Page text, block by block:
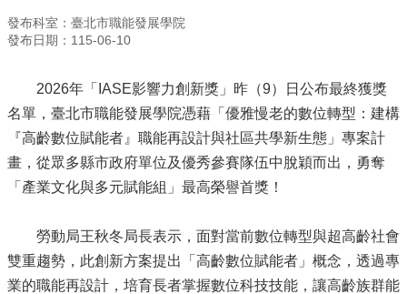
發布科室：臺北市職能發展學院
發布日期：115-06-10
2026年「IASE影響力創新獎」昨（9）日公布最終獲獎
名單，臺北市職能發展學院憑藉「優雅慢老的數位轉型：建構
『高齡數位賦能者』職能再設計與社區共學新生態」專案計
畫，從眾多縣市政府單位及優秀參賽隊伍中脫穎而出，勇奪
「產業文化與多元賦能組」最高榮譽首獎！
勞動局王秋冬局長表示，面對當前數位轉型與超高齡社會
雙重趨勢，此創新方案提出「高齡數位賦能者」概念，透過專
業的職能再設計，培育長者掌握數位科技技能，讓高齡族群能